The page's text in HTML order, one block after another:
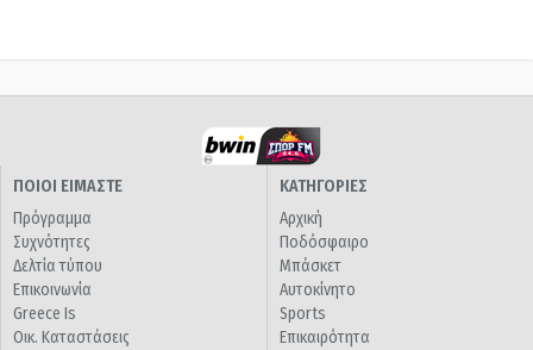
ΠΟΙΟΙ ΕΙΜΑΣΤΕ
Πρόγραμμα
Συχνότητες
Δελτία τύπου
Επικοινωνία
Greece Is
Οικ. Καταστάσεις
ΚΑΤΗΓΟΡΙΕΣ
Αρχική
Ποδόσφαιρο
Μπάσκετ
Αυτοκίνητο
Sports
Επικαιρότητα